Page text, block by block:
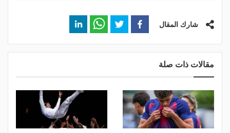
شارك المقال
مقالات ذات صلة